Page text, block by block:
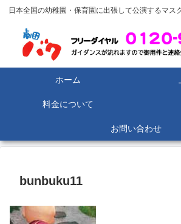
日本全国の幼稚園・保育園に出張して公演するマス
ホーム
料金について
お問い合わせ
bunbuku11